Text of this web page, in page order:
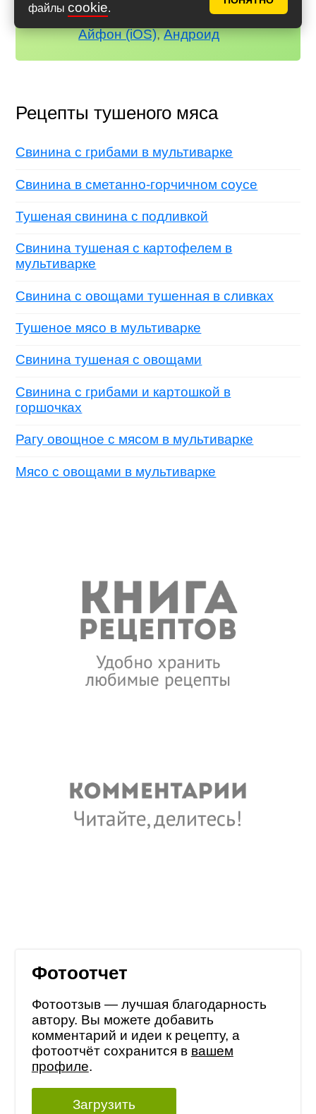
файлы cookie.
всегда под рукой!
Айфон (iOS),Андроид
Рецепты тушеного мяса
Свинина с грибами в мультиварке
Свинина в сметанно-горчичном соусе
Тушеная свинина с подливкой
Свинина тушеная с картофелем в
мультиварке
Свинина с овощами тушенная в сливках
Тушеное мясо в мультиварке
Свинина тушеная с овощами
Свинина с грибами и картошкой в
горшочках
Рагу овощное с мясом в мультиварке
Мясо с овощами в мультиварке
Фотоотчет
Фотоотзыв — лучшая благодарность
автору. Вы можете добавить
комментарий и идеи к рецепту, а
фотоотчёт сохранится в вашем
профиле.
Загрузить